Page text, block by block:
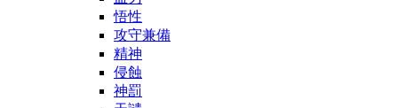
悟性
攻守兼備
精神
侵蝕
神罰